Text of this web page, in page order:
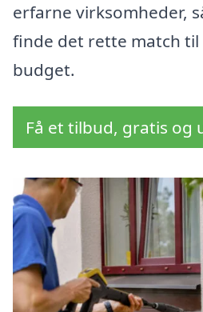
erfarne virksomheder,
finde det rette match til
budget.
Få et tilbud, gratis og